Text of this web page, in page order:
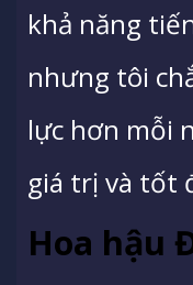
khả năng
nhưng tôi
lực hơn mỗi
giá trị và tốt
Hoa hậu